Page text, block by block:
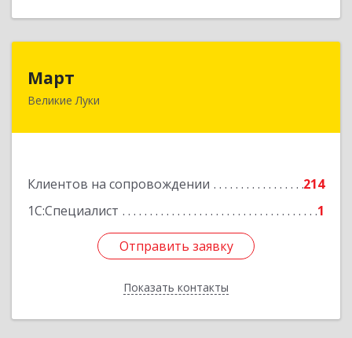
Март
Великие Луки
Клиентов на сопровождении
214
1С:Специалист
1
Отправить заявку
Показать контакты
182113, Псковская обл, Великие Луки г,
Отправить заявку
Назад